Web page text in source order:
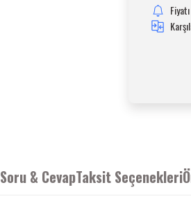
Soru & CevapTaksit Seçenekleri